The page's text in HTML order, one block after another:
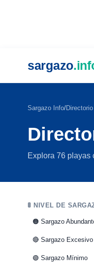
sargazo
Sargazo Info Directorio
Explora 76 playas
🚦 NIVEL DE
🟠 Sargazo
🔴 Sargazo Excesivo
🟢 Sargazo Mínimo